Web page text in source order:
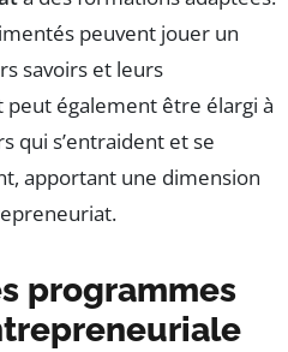
peuvent jouer un
savoirs et leurs
également être élargi à
qui s’entraident et se
apportant une dimension
programmes